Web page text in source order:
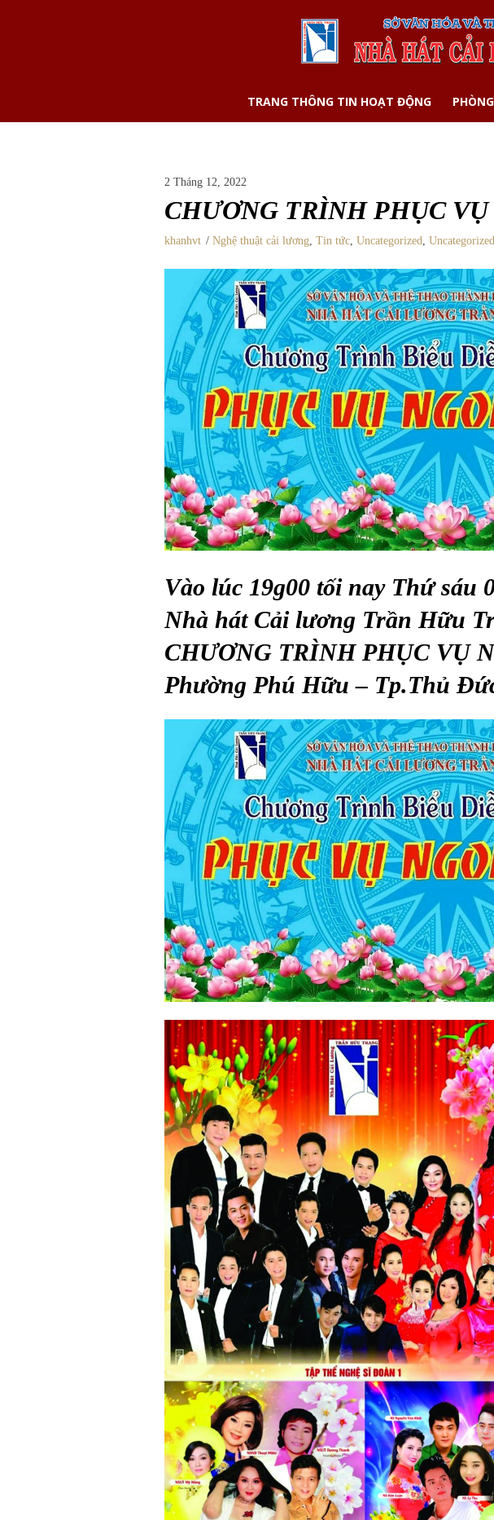
TRANG THÔNG TIN HOẠT ĐỘNG
2 Tháng 12, 2022
CHƯƠNG TRÌNH PHỤC
khanhvt Nghệ thuật cải lương, Tin tức, Uncategorized, Uncategorized
Vào lúc 19g00 tối nay Thứ sáu
Nhà hát Cải lương Trần Hữu
CHƯƠNG TRÌNH PHỤC VỤ
Phường Phú Hữu – Tp.Thủ